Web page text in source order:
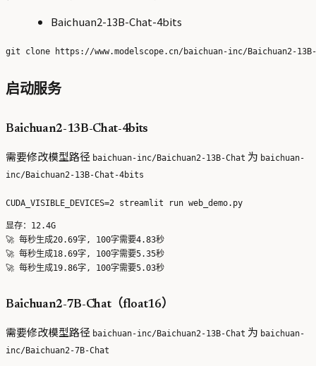
Baichuan2-13B-Chat-4bits
启动服务
Baichuan2-13B-Chat-4bits
需要修改模型路径 baichuan-inc/Baichuan2-13B-Chat 为 baichuan-
inc/Baichuan2-13B-Chat-4bits
显存：12.4G
🚀 每秒生成20.69字, 100字需要4.83秒
🚀 每秒生成18.69字, 100字需要5.35秒
Baichuan2-7B-Chat（float16）
需要修改模型路径 baichuan-inc/Baichuan2-13B-Chat 为 baichuan-
inc/Baichuan2-7B-Chat